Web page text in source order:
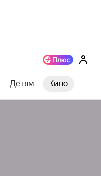
Детям Кино